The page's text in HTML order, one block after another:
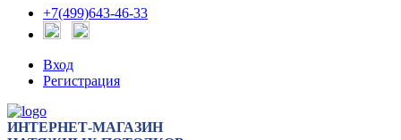
+7(499)643-46-33
Вход
Регистрация
ИНТЕРНЕТ-МАГАЗИН